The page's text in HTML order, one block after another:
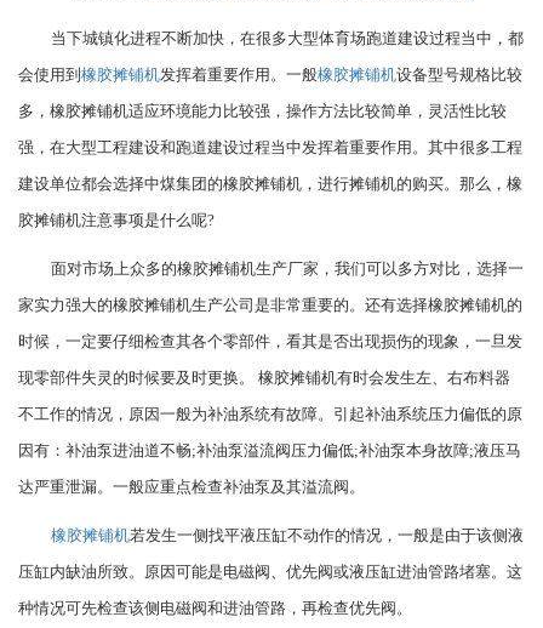
当下城镇化进程不断加快，在很多大型体育场跑道建设过程当中，都
会使用到橡胶摊铺机发挥着重要作用。一般橡胶摊铺机设备型号规格比较
多，橡胶摊铺机适应环境能力比较强，操作方法比较简单，灵活性比较
强，在大型工程建设和跑道建设过程当中发挥着重要作用。其中很多工程
建设单位都会选择中煤集团的橡胶摊铺机，进行摊铺机的购买。那么，橡
胶摊铺机注意事项是什么呢?
面对市场上众多的橡胶摊铺机生产厂家，我们可以多方对比，选择一
家实力强大的橡胶摊铺机生产公司是非常重要的。还有选择橡胶摊铺机的
时候，一定要仔细检查其各个零部件，看其是否出现损伤的现象，一旦发
现零部件失灵的时候要及时更换。 橡胶摊铺机有时会发生左、右布料器
不工作的情况，原因一般为补油系统有故障。引起补油系统压力偏低的原
因有：补油泵进油道不畅;补油泵溢流阀压力偏低;补油泵本身故障;液压马
达严重泄漏。一般应重点检查补油泵及其溢流阀。
橡胶摊铺机若发生一侧找平液压缸不动作的情况，一般是由于该侧液
压缸内缺油所致。原因可能是电磁阀、优先阀或液压缸进油管路堵塞。这
种情况可先检查该侧电磁阀和进油管路，再检查优先阀。